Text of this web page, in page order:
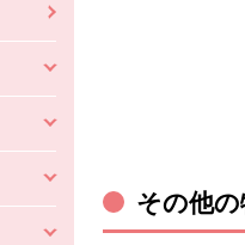
その他の